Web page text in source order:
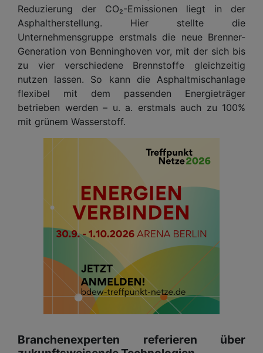
Reduzierung der CO₂-Emissionen liegt in der
Asphaltherstellung. Hier stellte die
Unternehmensgruppe erstmals die neue Brenner-
Generation von Benninghoven vor, mit der sich bis
zu vier verschiedene Brennstoffe gleichzeitig
nutzen lassen. So kann die Asphaltmischanlage
flexibel mit dem passenden Energieträger
betrieben werden – u. a. erstmals auch zu 100%
mit grünem Wasserstoff.
Branchenexperten referieren über